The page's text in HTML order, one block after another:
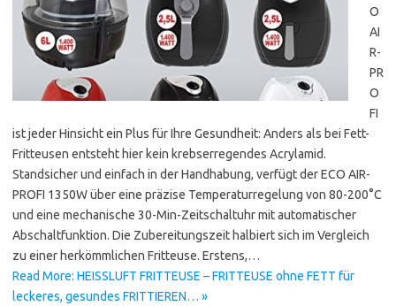
O
AI
R-
PR
O
FI
ist jeder Hinsicht ein Plus für Ihre Gesundheit: Anders als bei Fett-
Fritteusen entsteht hier kein krebserregendes Acrylamid.
Standsicher und einfach in der Handhabung, verfügt der ECO AIR-
PROFI 1350W über eine präzise Temperaturregelung von 80-200°C
und eine mechanische 30-Min-Zeitschaltuhr mit automatischer
Abschaltfunktion. Die Zubereitungszeit halbiert sich im Vergleich
zu einer herkömmlichen Fritteuse. Erstens,…
Read More: HEISSLUFT FRITTEUSE – FRITTEUSE ohne FETT für
leckeres, gesundes FRITTIEREN… »